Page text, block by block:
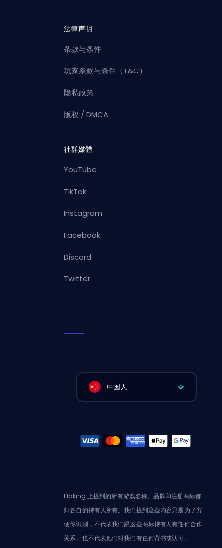
法律声明
条款与条件
玩家条款与条件（T&C）
隐私政策
版权 / DMCA
社群媒體
YouTube
TikTok
Instagram
Facebook
Discord
Twitter
中国人
Eloking 上提到的所有游戏名称、品牌和注册商标都
归各自的持有人所有。我们提到这些内容只是为了方
便你识别，不代表我们跟这些商标持有人有任何合作
关系，也不代表他们对我们有任何背书或认可。